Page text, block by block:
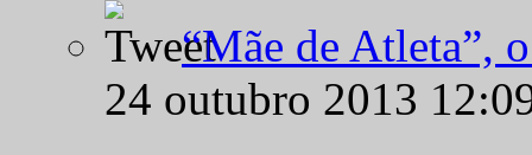
“Mãe de Atleta”,
24 outubro 2013